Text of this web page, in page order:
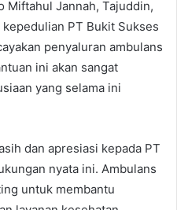
Miftahul Jannah, Tajuddin,
PT Bukit Sukses
penyaluran ambulans
ini akan sangat
yang selama ini
dan apresiasi kepada PT
nyata ini. Ambulans
untuk membantu